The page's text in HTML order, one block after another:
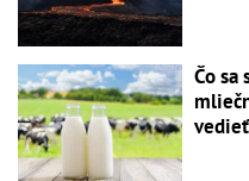
Čo
vedieť